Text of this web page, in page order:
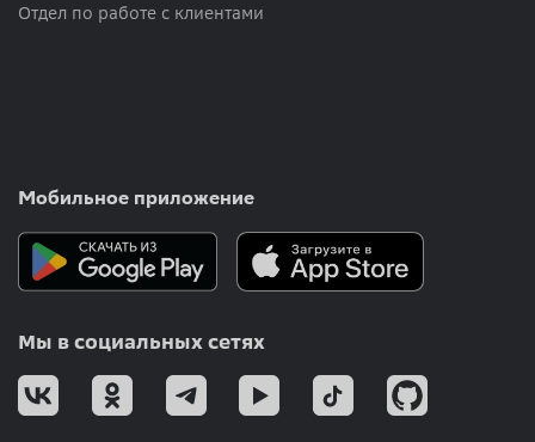
Отдел по работе с клиентами
Мобильное приложение
Мы в социальных сетях